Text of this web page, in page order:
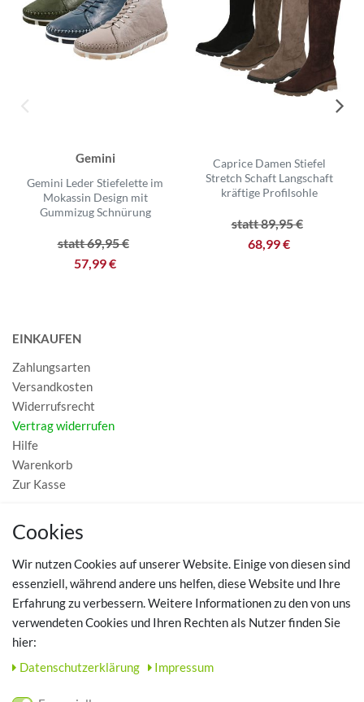
Gemini
Gemini Leder Stiefelette im
Mokassin Design mit
Gummizug Schnürung
statt 69,95 €
57,99 €
Caprice Damen Stiefel
Stretch Schaft Langschaft
kräftige Profilsohle
statt 89,95 €
68,99 €
EINKAUFEN
Zahlungsarten
Versandkosten
Widerrufsrecht
Vertrag widerrufen
Hilfe
Warenkorb
Zur Kasse
MEIN KONTO
TOP SCHUHTHEMEN
Hausschuhe - Bequeme Schuhe für zuhause
Cookies
Wir nutzen Cookies auf unserer Website. Einige von diesen sind
essenziell, während andere uns helfen, diese Website und Ihre
Erfahrung zu verbessern. Weitere Informationen zu den von uns
verwendeten Cookies und Ihren Rechten als Nutzer finden Sie
hier:
Daten­schutz­erklärung
Impressum